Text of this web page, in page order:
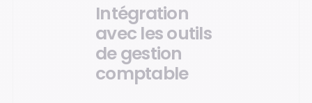
Intégration
avec les outils
de gestion
comptable